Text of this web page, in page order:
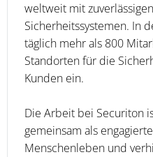
weltweit mit
Sicherheitssystemen. In
täglich mehr als 800
Standorten für die
Kunden ein.
Die Arbeit bei Securiton
gemeinsam als
Menschenleben und